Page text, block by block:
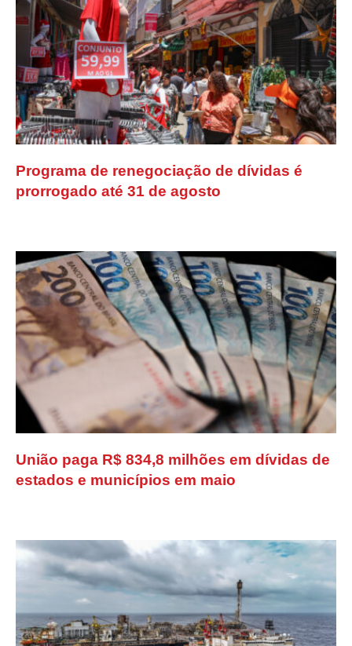
Programa de renegociação de dívidas é
prorrogado até 31 de agosto
União paga R$ 834,8 milhões em dívidas de
estados e municípios em maio